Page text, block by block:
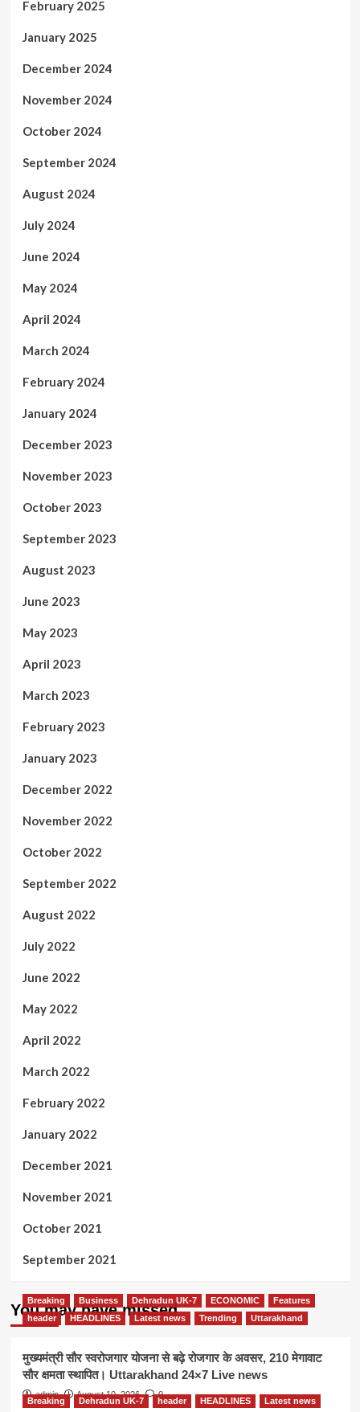
February 2025
January 2025
December 2024
November 2024
October 2024
September 2024
August 2024
July 2024
June 2024
May 2024
April 2024
March 2024
February 2024
January 2024
December 2023
November 2023
October 2023
September 2023
August 2023
June 2023
May 2023
April 2023
March 2023
February 2023
January 2023
December 2022
November 2022
October 2022
September 2022
August 2022
July 2022
June 2022
May 2022
April 2022
March 2022
February 2022
January 2022
December 2021
November 2021
October 2021
September 2021
You may have missed
Breaking Business Dehradun UK-7 ECONOMIC
Features
header
HEADLINES Latest news Trending Uttarakhand
मुख्यमंत्री सौर स्वरोजगार योजना से बढ़े रोजगार के अवसर, 210 मेगावाट
सौर क्षमता स्थापित। Uttarakhand 24×7 Live news
admin August 10, 2026 0
Breaking Dehradun UK-7 header HEADLINES
Latest news